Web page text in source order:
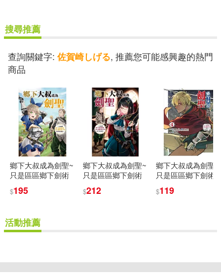
搜尋推薦
查詢關鍵字:佐賀崎しげる, 推薦您可能感興趣的熱門
商品
鄉下大叔成為劍聖~
只是區區鄉下劍術
子們卻不肯放過我~
$195
鄉下大叔成為劍聖~
只是區區鄉下劍術
子們卻不肯放過我~
$212
鄉下大叔成為劍聖~
只是區區鄉下劍術
子們卻不肯放過我~
$119
活動推薦